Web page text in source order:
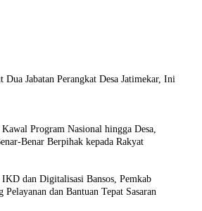
Dua Jabatan Perangkat Desa Jatimekar, Ini
Program Nasional hingga Desa,
Benar Berpihak kepada Rakyat
IKD dan Digitalisasi Bansos, Pemkab
Pelayanan dan Bantuan Tepat Sasaran